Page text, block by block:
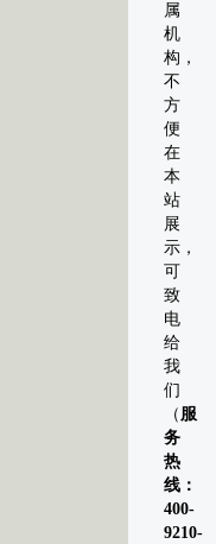
属
机
构，
不
方
便
在
本
站
展
示，
可
致
电
给
我
们
（ 服
务
热
线：
400-
9210-